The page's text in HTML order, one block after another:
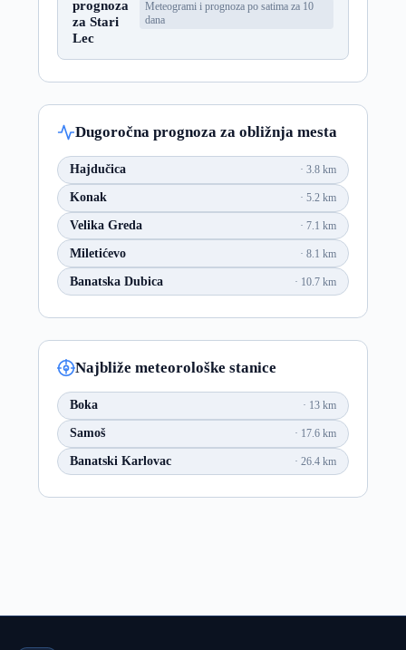
prognoza
za Stari
Lec
Meteogrami i prognoza po satima za 10
dana
Dugoročna prognoza za obližnja mesta
Hajdučica 3.8 km
Konak 5.2 km
Velika Greda 7.1 km
Miletićevo 8.1 km
Banatska Dubica 10.7 km
Najbliže meteorološke stanice
Boka 13 km
Samoš 17.6 km
Banatski Karlovac 26.4 km